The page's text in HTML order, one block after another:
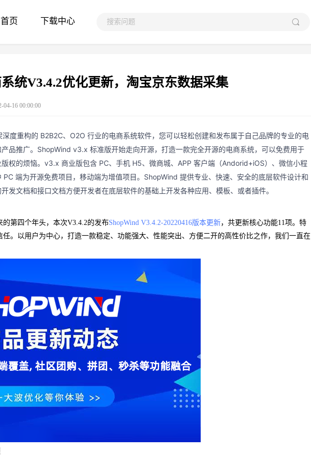
首页 下载中心
统V3.4.2优化更新，淘宝京东数据采集
04-16 00:00:00
度重构的 B2B2C、O2O 行业的电商系统软件，您可以轻松创建和发布属于自己品牌的专业的电
品推广。ShopWind v3.x 标准版开始走向开源，打造一款完全开源的电商系统，可以免费用于
权的烦恼。v3.x 商业版包含 PC、手机 H5、微商城、APP 客户端（Andorid+iOS）、微信小程
端为开源免费项目，移动端为增值项目。ShopWind 提供专业、快速、安全的底层软件设计和
发文档和接口文档方便开发者在底层软件的基础上开发各种应用、模板、或者插件。
的第四个年头，本次V3.4.2的发布ShopWind V3.4.2-20220416版本更新，共更新核心功能11项。特
任。以用户为中心，打造一款稳定、功能强大、性能突出、方便二开的高性价比之作，我们一直在